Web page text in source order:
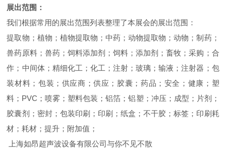
展出范围：
我们根据常用的展出范围列表整理了本展会的展出范围：
提取物；植物；植物提取物；中药；动物提取物；动物；制药；
兽药原料；兽药；饲料添加剂；饲料；添加剂；畜牧；采购；合
作；中间体；精细化工；化工；注射；玻璃；输液；注射器；包
装材料；包装；供应商；供应；胶囊；药品；安全；健康；塑
料；PVC；喷雾；塑料包装；铝箔；铝塑；冲压；成型；片剂；
胶囊剂；密封；包装印刷；印刷；纸盒；不干胶；标签；印刷耗
材；耗材；提升；附加值；
上海如昂超声波设备有限公司与你不见不散